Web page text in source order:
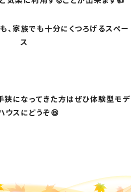
、家族でも十分にくつろげるスペー
ス
狭になってきた方はぜひ体験型モデ
ウスにどうぞ😆